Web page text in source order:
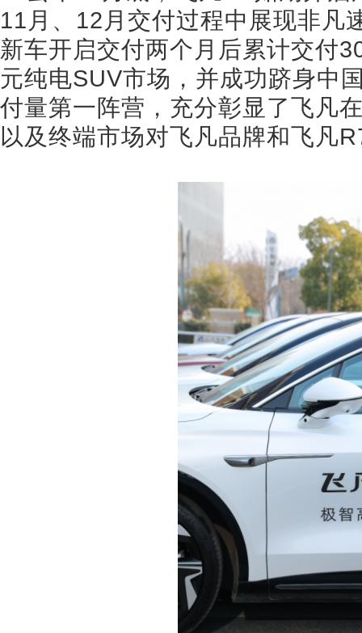
11月、12月交付过程中展现非凡
新车开启交付两个月后累计交付
元纯电SUV市场，并成功跻身中
付量第一阵营，充分彰显了飞凡
以及终端市场对飞凡品牌和飞凡